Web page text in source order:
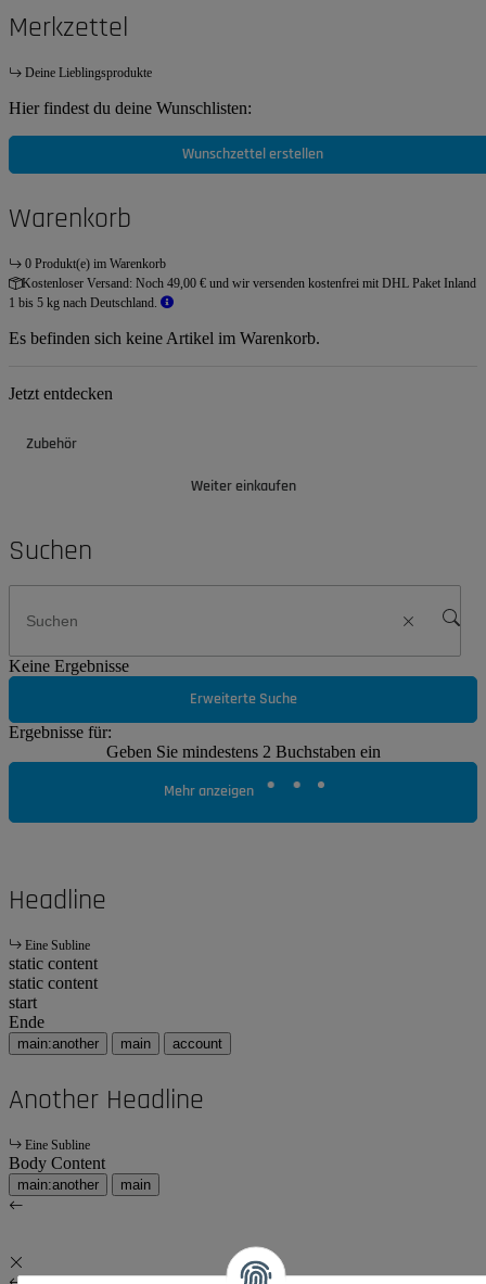
Merkzettel
Deine Lieblingsprodukte
Hier findest du deine Wunschlisten:
Wunschzettel erstellen
Warenkorb
0 Produkt(e) im Warenkorb
Kostenloser Versand: Noch 49,00 € und wir versenden kostenfrei mit DHL Paket Inland
1 bis 5 kg nach Deutschland.
Es befinden sich keine Artikel im Warenkorb.
Jetzt entdecken
Zubehör
Weiter einkaufen
Suchen
Keine Ergebnisse
Erweiterte Suche
Ergebnisse für:
Geben Sie mindestens 2 Buchstaben ein
Mehr anzeigen
Headline
Eine Subline
static content
static content
start
Ende
main:another main account
Another Headline
Eine Subline
Body Content
main:another main